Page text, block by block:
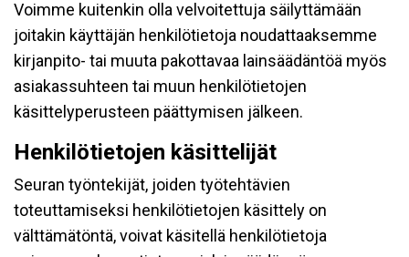
Voimme kuitenkin olla velvoitettuja säilyttämään
joitakin käyttäjän henkilötietoja noudattaaksemme
kirjanpito- tai muuta pakottavaa lainsäädäntöä myös
asiakassuhteen tai muun henkilötietojen
käsittelyperusteen päättymisen jälkeen.
Henkilötietojen käsittelijät
Seuran työntekijät, joiden työtehtävien
toteuttamiseksi henkilötietojen käsittely on
välttämätöntä, voivat käsitellä henkilötietoja